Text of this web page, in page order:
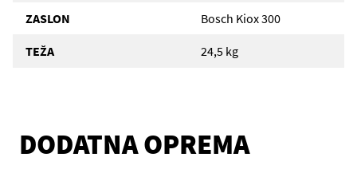
ZASLON Bosch Kiox 300
TEŽA 24,5 kg
DODATNA OPREMA